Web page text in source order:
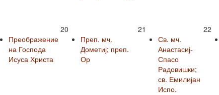
Преображение
на Господа
Исуса Христа
20
Преп. мч.
Дометиј; преп.
Ор
21
Св. мч.
Анастасиј-
Спасо
Радовишки;
св. Емилијан
Испо.
22